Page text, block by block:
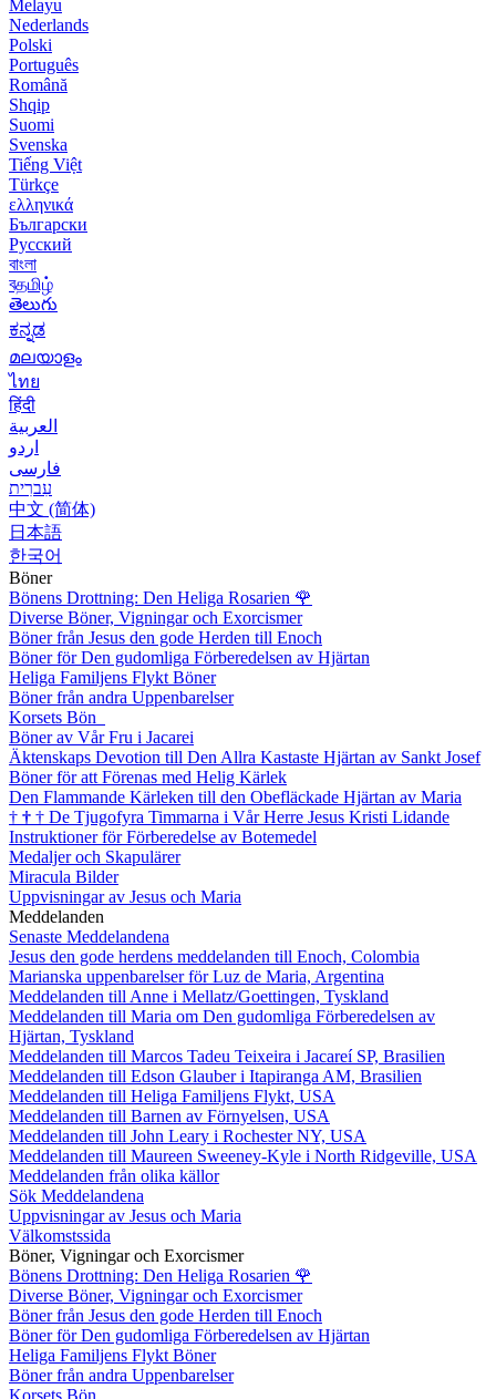
Melayu
Nederlands
Polski
Português
Română
Shqip
Suomi
Svenska
Tiếng Việt
Türkçe
ελληνικά
Български
Русский
বাংলা
বதமிழ்
తెలుగు
ಕನ್ನಡ
മലയാളം
ไทย
हिंदी
العربية
اردو
فارسی
עִברִית
中文 (简体)
日本語
한국어
Böner
Bönens Drottning: Den Heliga Rosarien 🌹
Diverse Böner, Vigningar och Exorcismer
Böner från Jesus den gode Herden till Enoch
Böner för Den gudomliga Förberedelsen av Hjärtan
Heliga Familjens Flykt Böner
Böner från andra Uppenbarelser
Korsets Bön
Böner av Vår Fru i Jacarei
Äktenskaps Devotion till Den Allra Kastaste Hjärtan av Sankt Josef
Böner för att Förenas med Helig Kärlek
Den Flammande Kärleken till den Obefläckade Hjärtan av Maria
† † † De Tjugofyra Timmarna i Vår Herre Jesus Kristi Lidande
Instruktioner för Förberedelse av Botemedel
Medaljer och Skapulärer
Miracula Bilder
Uppvisningar av Jesus och Maria
Meddelanden
Senaste Meddelandena
Jesus den gode herdens meddelanden till Enoch, Colombia
Marianska uppenbarelser för Luz de Maria, Argentina
Meddelanden till Anne i Mellatz/Goettingen, Tyskland
Meddelanden till Maria om Den gudomliga Förberedelsen av
Hjärtan, Tyskland
Meddelanden till Marcos Tadeu Teixeira i Jacareí SP, Brasilien
Meddelanden till Edson Glauber i Itapiranga AM, Brasilien
Meddelanden till Heliga Familjens Flykt, USA
Meddelanden till Barnen av Förnyelsen, USA
Meddelanden till John Leary i Rochester NY, USA
Meddelanden till Maureen Sweeney-Kyle i North Ridgeville, USA
Meddelanden från olika källor
Sök Meddelandena
Uppvisningar av Jesus och Maria
Välkomstssida
Böner, Vigningar och Exorcismer
Bönens Drottning: Den Heliga Rosarien 🌹
Diverse Böner, Vigningar och Exorcismer
Böner från Jesus den gode Herden till Enoch
Böner för Den gudomliga Förberedelsen av Hjärtan
Heliga Familjens Flykt Böner
Böner från andra Uppenbarelser
Korsets Bön